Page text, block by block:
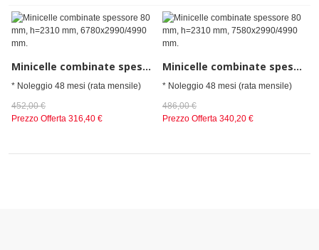
Minicelle combinate spessore 80 mm, h=2310 mm, 6780x2990/4990 mm.
* Noleggio 48 mesi (rata mensile)
452,00 €
Prezzo Offerta 316,40 €
Minicelle combinate spessore 80 mm, h=2310 mm, 7580x2990/4990 mm.
* Noleggio 48 mesi (rata mensile)
486,00 €
Prezzo Offerta 340,20 €